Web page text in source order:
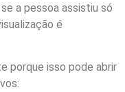
a pessoa assistiu só
é
porque isso pode abrir